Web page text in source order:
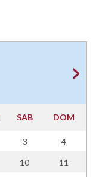
SAB DOM
3 4
10 11